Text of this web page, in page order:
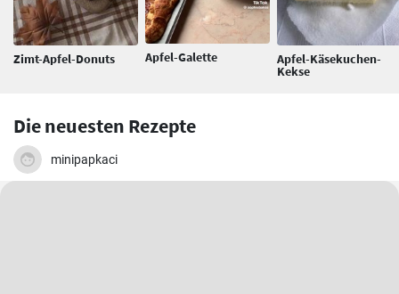
Zimt-Apfel-Donuts Apfel-Galette Apfel-Käsekuchen-
Kekse
Die neuesten Rezepte
minipapkaci